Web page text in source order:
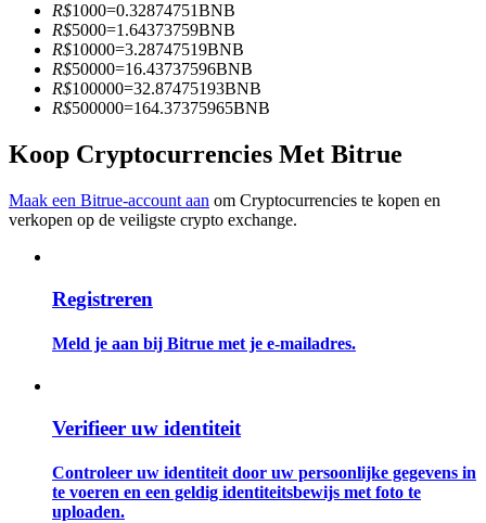
Informatie
Big data-analyse inclusief handelsinformatie, enz.
Gids
Futures-startgids
R$1000=0.32874751BNB
R$5000=1.64373759BNB
R$10000=3.28747519BNB
R$50000=16.43737596BNB
R$100000=32.87475193BNB
R$500000=164.37375965BNB
Koop Cryptocurrencies Met Bitrue
Maak een Bitrue-account aan om Cryptocurrencies te kopen en
verkopen op de veiligste crypto exchange.
Registreren
Meld je aan bij Bitrue met je e-mailadres.
Verifieer uw identiteit
Controleer uw identiteit door uw persoonlijke gegevens in
te voeren en een geldig identiteitsbewijs met foto te
uploaden.